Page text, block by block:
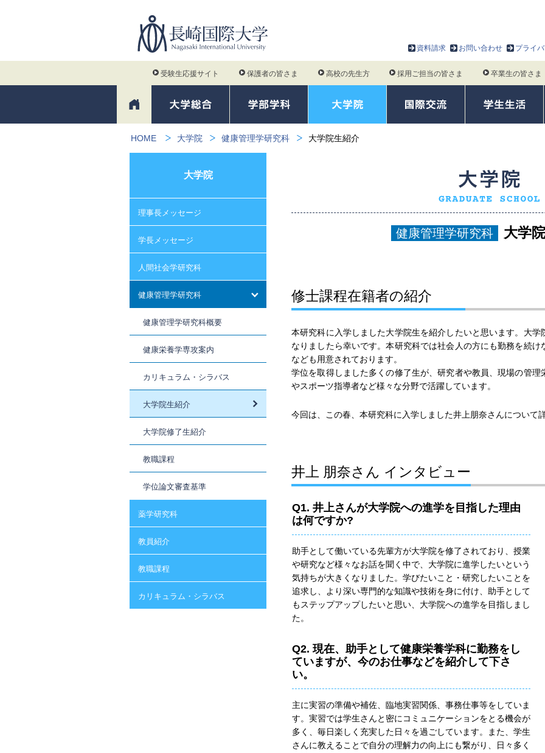
資料請求 お問い合わせ プライ
受験生応援サイト 保護者の皆さま 高校の先生方 採用ご担当の皆さま 卒業生の皆さま
HOME 大学院 健康管理学研究科 大学院生紹介
健康管理学研究科 大学
修士課程在籍者の紹介
本研究科に入学しました大学院生を紹介したいと思います。大
なりましたら幸いです。本研究科では社会人の方にも勤務を続
なども用意されております。
学位を取得しました多くの修了生が、研究者や教員、現場の管
やスポーツ指導者など様々な分野で活躍しています。
今回は、この春、本研究科に入学しました井上朋奈さんについて
井上 朋奈さん インタビュー
Q1. 井上さんが大学院への進学を目指した理由
は何ですか?
助手として働いている先輩方が大学院を修了されており、授業
や研究など様々なお話を聞く中で、大学院に進学したいという
気持ちが大きくなりました。学びたいこと・研究したいことを
追求し、より深い専門的な知識や技術を身に付け、助手として
もステップアップしたいと思い、大学院への進学を目指しまし
た。
Q2. 現在、助手として健康栄養学科に勤務をし
ていますが、今のお仕事などを紹介して下さ
い。
主に実習の準備や補佐、臨地実習関係、事務仕事等をしていま
す。実習では学生さんと密にコミュニケーションをとる機会が
多く、毎日楽しく充実した日々を過ごしています。また、学生
さんに教えることで自分の理解力の向上にも繋がり、日々多く
大学院
理事長メッセージ
学長メッセージ
人間社会学研究科
健康管理学研究科
健康管理学研究科概要
健康栄養学専攻案内
カリキュラム・シラバス
大学院生紹介
大学院修了生紹介
教職課程
学位論文審査基準
薬学研究科
教員紹介
教職課程
カリキュラム・シラバス